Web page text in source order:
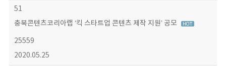
51
충북콘텐츠코리아랩 ‘킥 스타트업 콘텐츠 제작 지원’ 공모
25559
2020.05.25